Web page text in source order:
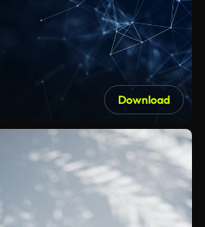
Download